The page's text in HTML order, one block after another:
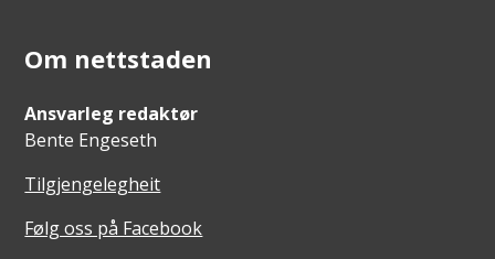
Om nettstaden
Ansvarleg redaktør
Bente Engeseth
Tilgjengelegheit
Følg oss på Facebook